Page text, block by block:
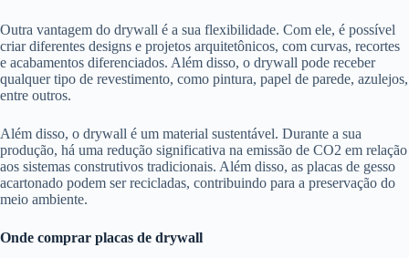
Outra vantagem do drywall é a sua flexibilidade. Com ele, é possível
criar diferentes designs e projetos arquitetônicos, com curvas, recortes
e acabamentos diferenciados. Além disso, o drywall pode receber
qualquer tipo de revestimento, como pintura, papel de parede, azulejos,
entre outros.
Além disso, o drywall é um material sustentável. Durante a sua
produção, há uma redução significativa na emissão de CO2 em relação
aos sistemas construtivos tradicionais. Além disso, as placas de gesso
acartonado podem ser recicladas, contribuindo para a preservação do
meio ambiente.
Onde comprar placas de drywall